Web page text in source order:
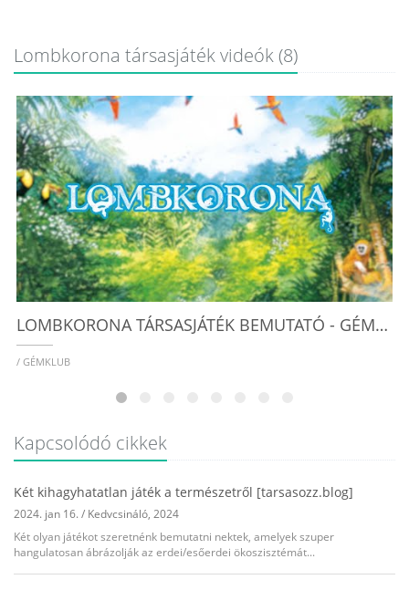
Lombkorona társasjáték videók (8)
LOMBKORONA TÁRSASJÁTÉK BEMUTATÓ - GÉMKLUB
/ GÉMKLUB
Kapcsolódó cikkek
Két kihagyhatatlan játék a természetről [tarsasozz.blog]
2024. jan 16. / Kedvcsináló, 2024
Két olyan játékot szeretnénk bemutatni nektek, amelyek szuper
hangulatosan ábrázolják az erdei/esőerdei ökoszisztémát...